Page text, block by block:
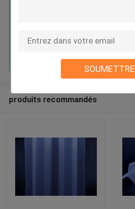
SOUMETTRE
produits recommandés